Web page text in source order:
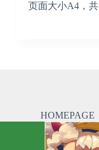
页面大小A4，
HOMEPAGE